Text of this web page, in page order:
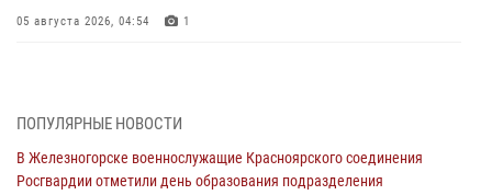
05 августа 2026, 04:54 1
05 августа 2026, 04:52 1
В Красноярске сотрудники вневедомственной охраны Росгвардии
задержали подозреваемого в серии краж из гипермаркета
ПОПУЛЯРНЫЕ НОВОСТИ
В Железногорске военнослужащие Красноярского соединения
Росгвардии отметили день образования подразделения